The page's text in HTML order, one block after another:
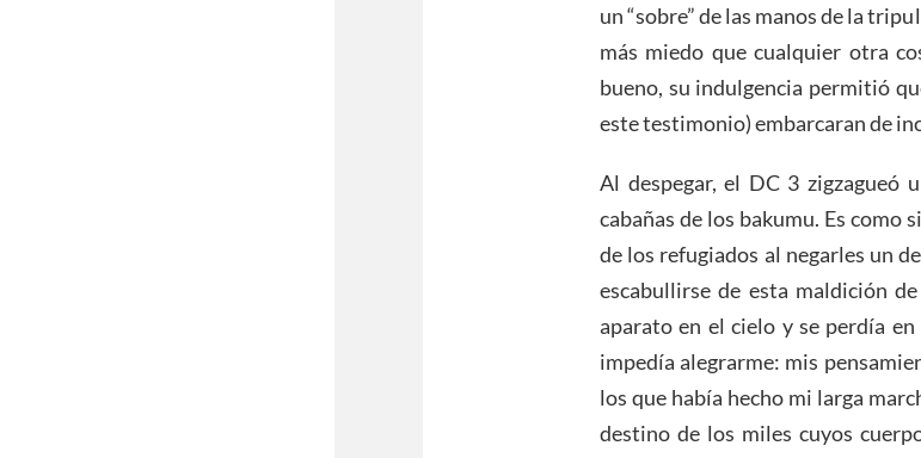
un “sobre” de las manos de la
más miedo que cualquier otra
bueno, su indulgencia permitió
este testimonio) embarcaran de
Al despegar, el DC 3 zigzagueó
cabañas de los bakumu. Es como
de los refugiados al negarles un
escabullirse de esta maldición
aparato en el cielo y se perdía
impedía alegrarme: mis
los que había hecho mi larga
destino de los miles cuyos